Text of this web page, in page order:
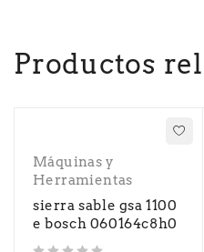
Productos
Máquinas y
Herramientas
sierra sable gsa 1100
e bosch 060164c8h0